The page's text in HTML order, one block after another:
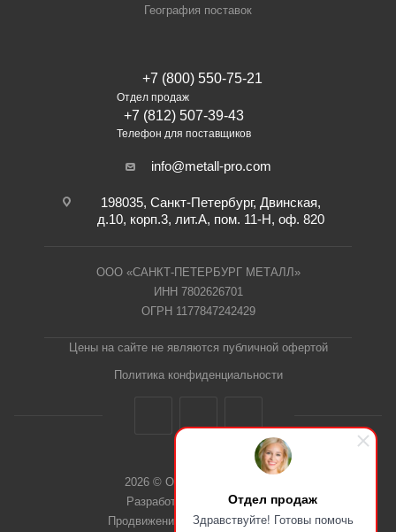
Отдел продаж
Здравствуйте! Готовы помочь
География поставок
+7 (800) 550-75-21
Отдел продаж
+7 (812) 507-39-43
Телефон для поставщиков
info@metall-pro.com
198035, Санкт-Петербург, Двинская,
д.10, корп.3, лит.А, пом. 11-Н, оф. 820
ООО «САНКТ-ПЕТЕРБУРГ МЕТАЛЛ»
ИНН 7802626701
ОГРН 1177847242429
Цены на сайте не являются публичной офертой
Политика конфиденциальности
2026 © ООО "СПб Металл"
Разработка сайта Dieztech
Продвижение сайта — Веб-Центр